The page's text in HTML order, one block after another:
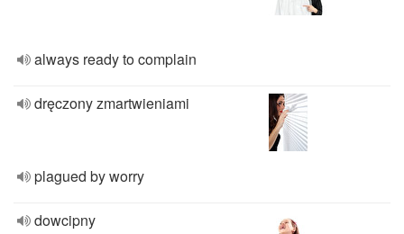
always ready to complain
dręczony zmartwieniami
plagued by worry
dowcipny